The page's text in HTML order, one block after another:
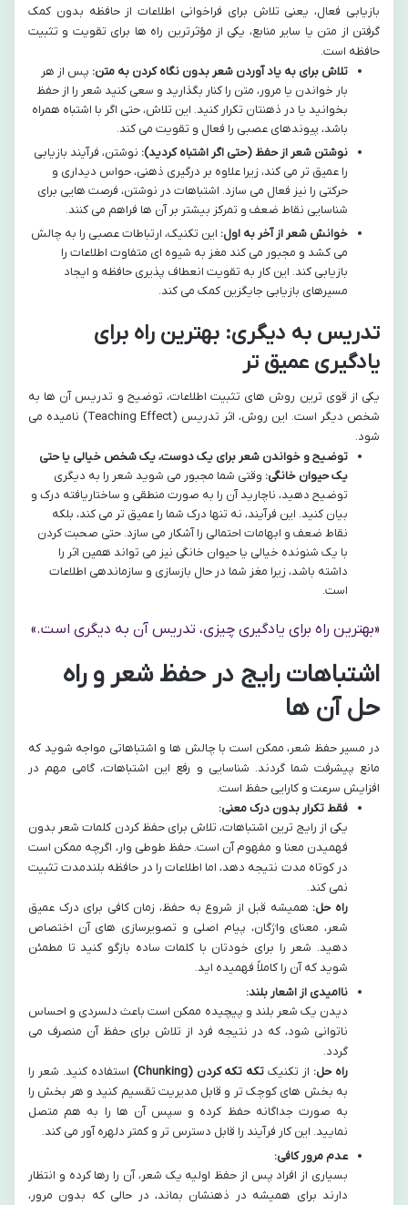
بازیابی فعال، یعنی تلاش برای فراخوانی اطلاعات از حافظه بدون کمک
گرفتن از متن یا سایر منابع، یکی از مؤثرترین راه ها برای تقویت و تثبیت
حافظه است.
تلاش برای به یاد آوردن شعر بدون نگاه کردن به متن: پس از هر
بار خواندن یا مرور، متن را کنار بگذارید و سعی کنید شعر را از حفظ
بخوانید یا در ذهنتان تکرار کنید. این تلاش، حتی اگر با اشتباه همراه
باشد، پیوندهای عصبی را فعال و تقویت می کند.
نوشتن شعر از حفظ (حتی اگر اشتباه کردید): نوشتن، فرآیند بازیابی
را عمیق تر می کند، زیرا علاوه بر درگیری ذهنی، حواس دیداری و
حرکتی را نیز فعال می سازد. اشتباهات در نوشتن، فرصت هایی برای
شناسایی نقاط ضعف و تمرکز بیشتر بر آن ها فراهم می کنند.
خوانش شعر از آخر به اول: این تکنیک، ارتباطات عصبی را به چالش
می کشد و مجبور می کند مغز به شیوه ای متفاوت اطلاعات را
بازیابی کند. این کار به تقویت انعطاف پذیری حافظه و ایجاد
مسیرهای بازیابی جایگزین کمک می کند.
تدریس به دیگری: بهترین راه برای
یادگیری عمیق تر
یکی از قوی ترین روش های تثبیت اطلاعات، توضیح و تدریس آن ها به
شخص دیگر است. این روش، اثر تدریس (Teaching Effect) نامیده می
شود.
توضیح و خواندن شعر برای یک دوست، یک شخص خیالی یا حتی
یک حیوان خانگی: وقتی شما مجبور می شوید شعر را به دیگری
توضیح دهید، ناچارید آن را به صورت منطقی و ساختاریافته درک و
بیان کنید. این فرآیند، نه تنها درک شما را عمیق تر می کند، بلکه
نقاط ضعف و ابهامات احتمالی را آشکار می سازد. حتی صحبت کردن
با یک شنونده خیالی یا حیوان خانگی نیز می تواند همین اثر را
داشته باشد، زیرا مغز شما در حال بازسازی و سازماندهی اطلاعات
است.
«بهترین راه برای یادگیری چیزی، تدریس آن به دیگری است.»
اشتباهات رایج در حفظ شعر و راه
حل آن ها
در مسیر حفظ شعر، ممکن است با چالش ها و اشتباهاتی مواجه شوید که
مانع پیشرفت شما گردند. شناسایی و رفع این اشتباهات، گامی مهم در
افزایش سرعت و کارایی حفظ است.
فقط تکرار بدون درک معنی:
یکی از رایج ترین اشتباهات، تلاش برای حفظ کردن کلمات شعر بدون
فهمیدن معنا و مفهوم آن است. حفظ طوطی وار، اگرچه ممکن است
در کوتاه مدت نتیجه دهد، اما اطلاعات را در حافظه بلندمدت تثبیت
نمی کند.
راه حل: همیشه قبل از شروع به حفظ، زمان کافی برای درک عمیق
شعر، معنای واژگان، پیام اصلی و تصویرسازی های آن اختصاص
دهید. شعر را برای خودتان با کلمات ساده بازگو کنید تا مطمئن
شوید که آن را کاملاً فهمیده اید.
ناامیدی از اشعار بلند:
دیدن یک شعر بلند و پیچیده ممکن است باعث دلسردی و احساس
ناتوانی شود، که در نتیجه فرد از تلاش برای حفظ آن منصرف می
گردد.
راه حل: از تکنیک تکه تکه کردن (Chunking)
استفاده کنید. شعر را
به بخش های کوچک تر و قابل مدیریت تقسیم کنید و هر بخش را
به صورت جداگانه حفظ کرده و سپس آن ها را به هم متصل
نمایید. این کار فرآیند را قابل دسترس تر و کمتر دلهره آور می کند.
عدم مرور کافی:
بسیاری از افراد پس از حفظ اولیه یک شعر، آن را رها کرده و انتظار
دارند برای همیشه در ذهنشان بماند، در حالی که بدون مرور،